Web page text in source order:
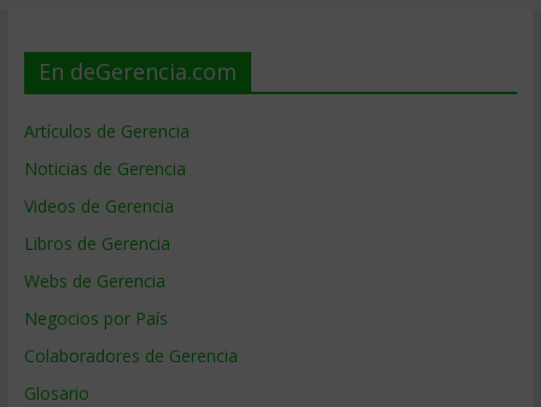
En deGerencia.com
Artículos de Gerencia
Noticias de Gerencia
Videos de Gerencia
Libros de Gerencia
Webs de Gerencia
Negocios por País
Colaboradores de Gerencia
Glosario